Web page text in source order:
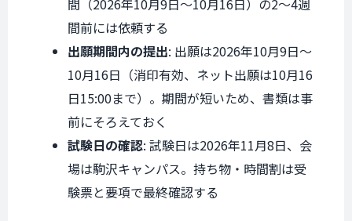
間（2026年10月9日〜10月16日）の2〜4週
間前には依頼する
出願期間内の提出: 出願は2026年10月9日〜
10月16日（消印有効、ネット出願は10月16
日15:00まで）。期間が短いため、書類は事
前にそろえておく
試験日の確認: 試験日は2026年11月8日、会
場は駒沢キャンパス。持ち物・時間割は受
験票と要項で最終確認する